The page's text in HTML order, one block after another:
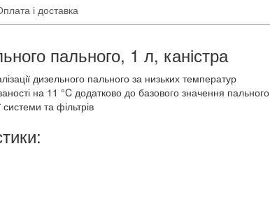
і доставка
пального, 1 л, каністра
дизельного пального за низьких температур
на 11 °C додатково до базового значення пального
та фільтрів